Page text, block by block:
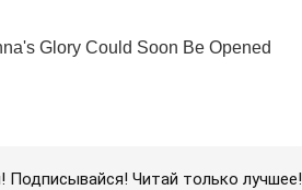
Подписывайся! Читай только лучшее!